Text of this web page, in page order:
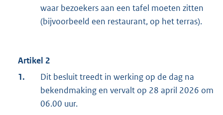
waar bezoekers aan een tafel moeten zitten
(bijvoorbeeld een restaurant, op het terras).
Artikel 2
1.
Dit besluit treedt in werking op de dag na
bekendmaking en vervalt op 28 april 2026 om
06.00 uur.